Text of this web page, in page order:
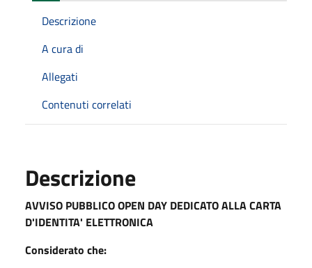
Descrizione
A cura di
Allegati
Contenuti correlati
Descrizione
AVVISO PUBBLICO OPEN DAY DEDICATO ALLA CARTA
D'IDENTITA' ELETTRONICA
Considerato che: